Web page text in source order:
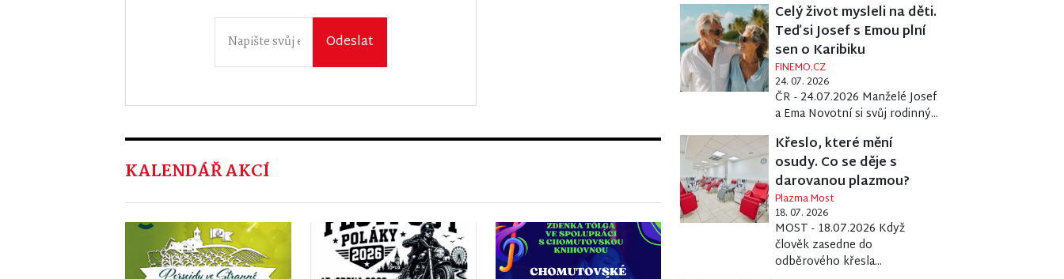
Odeslat
KALENDÁŘ AKCÍ
Celý život mysleli na děti.
Teď si Josef s Emou plní
sen o Karibiku
FINEMO.CZ
24. 07. 2026
ČR - 24.07.2026 Manželé Josef
a Ema Novotní si svůj rodinný...
Křeslo, které mění
osudy. Co se děje s
darovanou plazmou?
Plazma Most
18. 07. 2026
MOST - 18.07.2026 Když
člověk zasedne do
odběrového křesla...